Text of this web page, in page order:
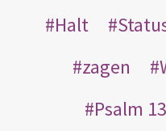
Halt
zagen
Psalm